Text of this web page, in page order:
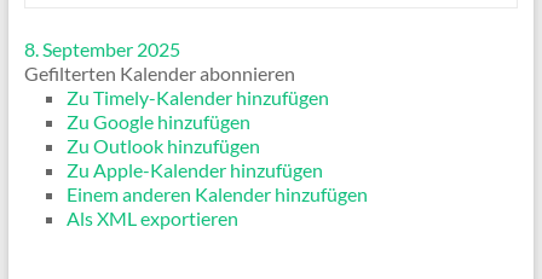
8. September 2025
Gefilterten Kalender abonnieren
Zu Timely-Kalender hinzufügen
Zu Google hinzufügen
Zu Outlook hinzufügen
Zu Apple-Kalender hinzufügen
Einem anderen Kalender hinzufügen
Als XML exportieren